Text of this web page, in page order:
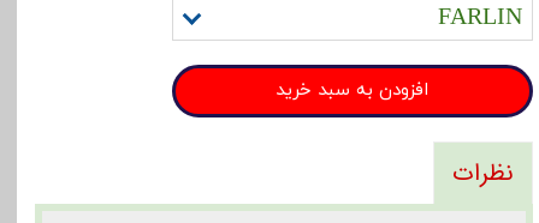
FARLIN
افزودن به سبد خرید
نظرات